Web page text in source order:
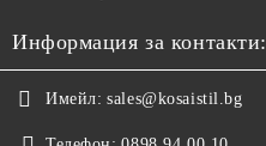
Информация за контакти:
Имейл: sales@kosaistil.bg